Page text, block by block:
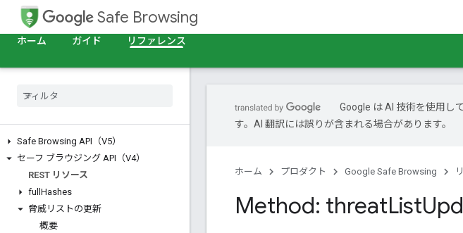
Safe Browsing
ホーム
ガイド リファレンス
Safe Browsing API（V5）
セーフ ブラウジング API（V4）
REST リソース
full Hashes
脅威リストの更新
概要
Google は AI 技術を使用し
す。AI 翻訳には誤りが含まれる場合があります。
ホーム プロダクト Google Safe Browsing
Method: threatList